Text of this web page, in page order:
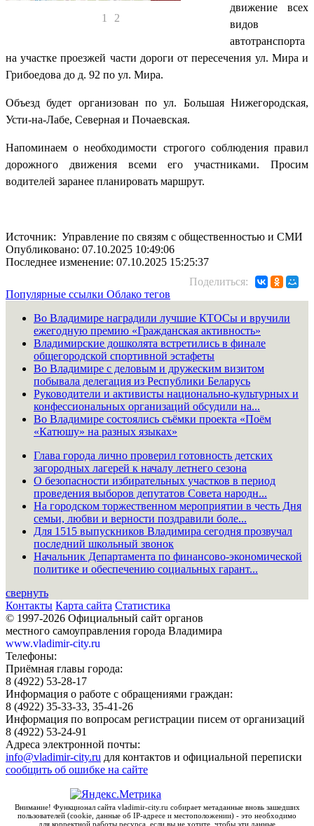
1 2
движение всех
видов
автотранспорта
на участке проезжей части дороги от пересечения ул. Мира и
Грибоедова до д. 92 по ул. Мира.
Объезд будет организован по ул. Большая Нижегородская,
Усти-на-Лабе, Северная и Почаевская.
Напоминаем о необходимости строгого соблюдения правил
дорожного движения всеми его участниками. Просим
водителей заранее планировать маршрут.
Источник: Управление по связям с общественностью и СМИ
Опубликовано: 07.10.2025 10:49:06
Последнее изменение: 07.10.2025 15:25:37
Поделиться:
Популярные ссылки Облако тегов
Во Владимире наградили лучшие КТОСы и вручили
ежегодную премию «Гражданская активность»
Владимирские дошколята встретились в финале
общегородской спортивной эстафеты
Во Владимире с деловым и дружеским визитом
побывала делегация из Республики Беларусь
Руководители и активисты национально-культурных и
конфессиональных организаций обсудили на...
Во Владимире состоялись съёмки проекта «Поём
«Катюшу» на разных языках»
Глава города лично проверил готовность детских
загородных лагерей к началу летнего сезона
О безопасности избирательных участков в период
проведения выборов депутатов Совета народн...
На городском торжественном мероприятии в честь Дня
семьи, любви и верности поздравили боле...
Для 1515 выпускников Владимира сегодня прозвучал
последний школьный звонок
Начальник Департамента по финансово-экономической
политике и обеспечению социальных гарант...
свернуть
Контакты Карта сайта Статистика
© 1997-2026 Официальный сайт органов
местного самоуправления города Владимира
www.vladimir-city.ru
Телефоны:
Приёмная главы города:
8 (4922) 53-28-17
Информация о работе с обращениями граждан:
8 (4922) 35-33-33, 35-41-26
Информация по вопросам регистрации писем от организаций
8 (4922) 53-24-91
Адреса электронной почты:
info@vladimir-city.ru для контактов и официальной переписки
сообщить об ошибке на сайте
Внимание! Функционал сайта vladimir-city.ru собирает метаданные вновь зашедших
пользователей (cookie, данные об IP-адресе и местоположении) - это необходимо
для корректной работы ресурса, если вы не хотите, чтобы эти данные